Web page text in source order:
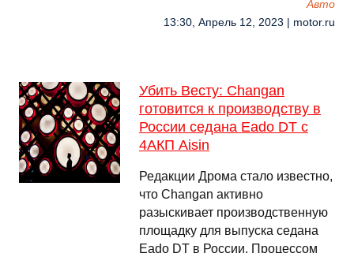
Авто
13:30, Апрель 12, 2023 | motor.ru
Убить Весту: Changan
готовится к производству в
России седана Eado DT с
4АКП Aisin
Редакции Дрома стало известно,
что Changan активно
разыскивает производственную
площадку для выпуска седана
Eado DT в России. Процессом